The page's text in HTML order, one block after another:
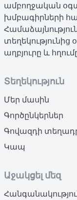
ամբողջական
խմբագիրների
տեղեկությունից
աղբյուրը և
Տեղեկություն
Մեր մասին
Գործընկերներ
Գովազդի
Կապ
Աջակցել մեզ